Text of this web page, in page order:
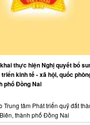
thực hiện Nghị quyết bổ
kinh tế - xã hội, quốc
phố Đồng Nai
Trung tâm Phát triển quỹ đất
thành phố Đồng Nai